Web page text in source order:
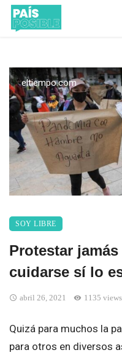
eltiempo.com
SOY LIBRE
Protestar
cuidarse sí lo
abril 26, 2021 1135 views
Quizá para muchos la
para otros en diversos